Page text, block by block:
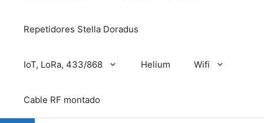
Repetidores Stella Doradus
IoT, LoRa, 433/868 Helium Wifi
Cable RF montado